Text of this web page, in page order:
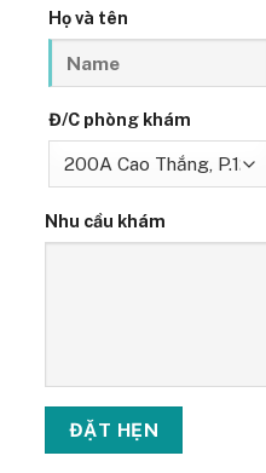
Họ và tên
Đ/C phòng khám
Nhu cầu khám